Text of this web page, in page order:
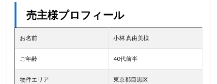
売主様プロフィール
お名前 小林 真由美様
ご年齢 40代前半
物件エリア 東京都目黒区